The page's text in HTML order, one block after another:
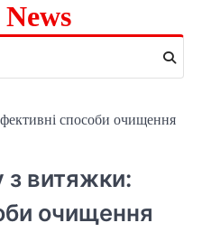
способи очищення
з витяжки:
очищення